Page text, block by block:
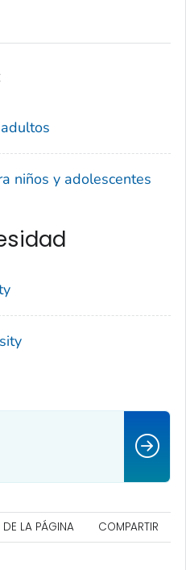
niños y adolescentes
DE LA PÁGINA COMPARTIR